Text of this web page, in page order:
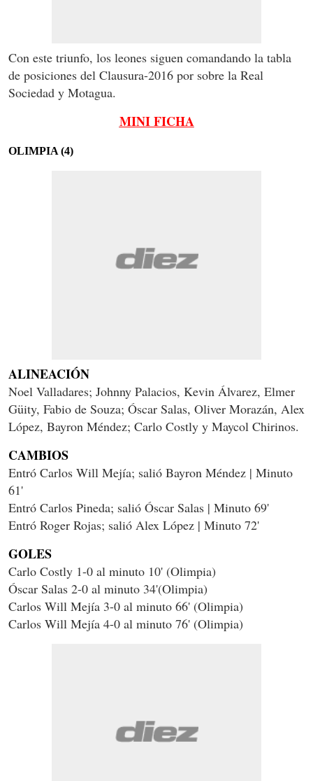
Con este triunfo, los leones siguen comandando la tabla
de posiciones del Clausura-2016 por sobre la Real
Sociedad y Motagua.
MINI FICHA
OLIMPIA (4)
ALINEACIÓN
Noel Valladares; Johnny Palacios, Kevin Álvarez, Elmer
Güity, Fabio de Souza; Óscar Salas, Oliver Morazán, Alex
López, Bayron Méndez; Carlo Costly y Maycol Chirinos.
CAMBIOS
Entró Carlos Will Mejía; salió Bayron Méndez | Minuto
61'
Entró Carlos Pineda; salió Óscar Salas | Minuto 69'
Entró Roger Rojas; salió Alex López | Minuto 72'
GOLES
Carlo Costly 1-0 al minuto 10' (Olimpia)
Óscar Salas 2-0 al minuto 34'(Olimpia)
Carlos Will Mejía 3-0 al minuto 66' (Olimpia)
Carlos Will Mejía 4-0 al minuto 76' (Olimpia)